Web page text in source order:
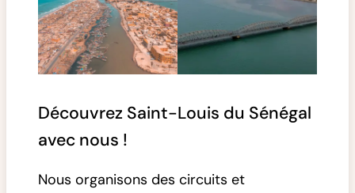
Découvrez Saint-Louis du Sénégal
avec nous !
Nous organisons des circuits et